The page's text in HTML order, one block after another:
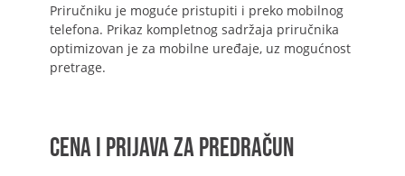
Priručniku je moguće pristupiti i preko mobilnog
telefona. Prikaz kompletnog sadržaja priručnika
optimizovan je za mobilne uređaje, uz mogućnost
pretrage.
CENA I PRIJAVA ZA PREDRAČUN